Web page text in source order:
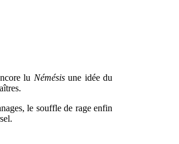
lu Némésisune idée du
le souffle de rage enfin